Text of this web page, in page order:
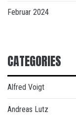
Februar 2024
CATEGORIES
Alfred Voigt
Andreas Lutz